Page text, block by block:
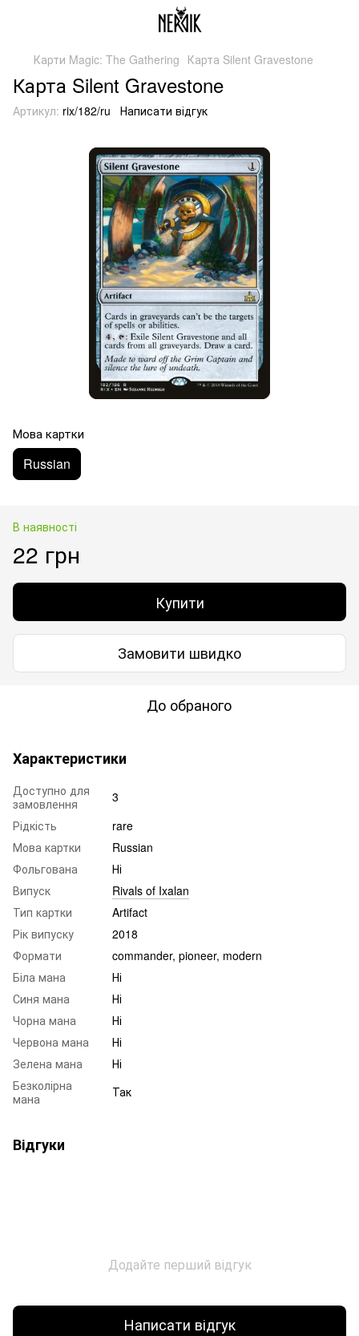
Карти Magic: The Gathering Карта Silent Gravestone
Карта Silent Gravestone
Артикул: rix/182/ru Написати відгук
Мова картки
Russian
В наявності
22 грн
Купити
Замовити швидко
До обраного
Характеристики
Доступно для
замовлення
3
Рідкість
rare
Мова картки
Russian
Фольгована
Ні
Випуск
Rivals of Ixalan
Тип картки
Artifact
Рік випуску
2018
Формати
commander, pioneer, modern
Біла мана
Ні
Синя мана
Ні
Чорна мана
Ні
Червона мана
Ні
Зелена мана
Ні
Безколірна
мана
Так
Відгуки
Додайте перший відгук
Написати відгук